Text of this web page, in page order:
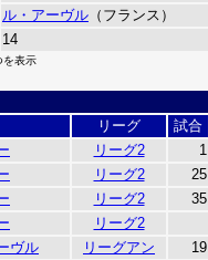
ル・アーヴル （フランス）
14
を表示
リーグ 試合
リーグ2 1
リーグ2 25
リーグ2 35
リーグ2
ヴル リーグアン 19